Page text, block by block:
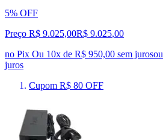
5% OFF
Preço R$ 9.025,00R$ 9.025,00
no Pix Ou 10x de R$ 950,00 sem jurosou
juros
Cupom R$ 80 OFF